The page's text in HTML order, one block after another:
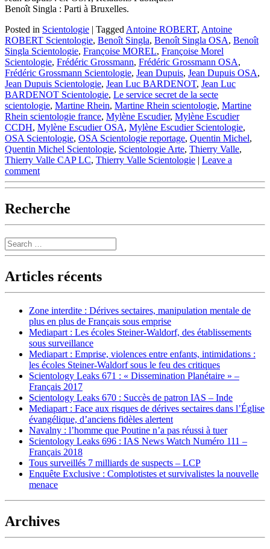
Benoît Singla : Parti à Bruxelles.
Posted in Scientologie | Tagged Antoine ROBERT, Antoine
ROBERT Scientologie, Benoît Singla, Benoît Singla OSA, Benoît
Singla Scientologie, Françoise MOREL, Françoise Morel
Scientologie, Frédéric Grossmann, Frédéric Grossmann OSA,
Frédéric Grossmann Scientologie, Jean Dupuis, Jean Dupuis OSA,
Jean Dupuis Scientologie, Jean Luc BARDENOT, Jean Luc
BARDENOT Scientologie, Le service secret de la secte
scientologie, Martine Rhein, Martine Rhein scientologie, Martine
Rhein scientologie france, Mylène Escudier, Mylène Escudier
CCDH, Mylène Escudier OSA, Mylène Escudier Scientologie,
OSA Scientologie, OSA Scientologie reportage, Quentin Michel,
Quentin Michel Scientologie, Scientologie Arte, Thierry Valle,
Thierry Valle CAP LC, Thierry Valle Scientologie | Leave a
comment
Recherche
Search
Articles récents
Zone interdite : Dérives sectaires, manipulation mentale de
plus en plus de Français sous emprise
Mediapart : Les écoles Steiner-Waldorf, des établissements
sous surveillance
Mediapart : Emprise, violences entre enfants, intimidations :
les écoles Steiner-Waldorf sous le feu des critiques
Scientology Leaks 671 : « Dissemination Planétaire » –
Français 2017
Scientology Leaks 670 : Succès de patron IAS – Inde
Mediapart : Face aux risques de dérives sectaires dans l’Église
évangélique, d’anciens fidèles alertent
Navalny : l’homme que Poutine n’a pas réussi à tuer
Scientology Leaks 696 : IAS News Watch Numéro 111 –
Français 2018
Tous surveillés 7 milliards de suspects – LCP
Enquête Exclusive : Complotistes et survivalistes la nouvelle
menace
Archives